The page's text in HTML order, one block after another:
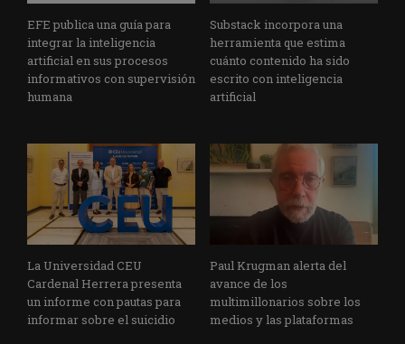
EFE publica una guía para
integrar la inteligencia
artificial en sus procesos
informativos con supervisión
humana
Substack incorpora una
herramienta que estima
cuánto contenido ha sido
escrito con inteligencia
artificial
La Universidad CEU
Cardenal Herrera presenta
un informe con pautas para
informar sobre el suicidio
Paul Krugman alerta del
avance de los
multimillonarios sobre los
medios y las plataformas